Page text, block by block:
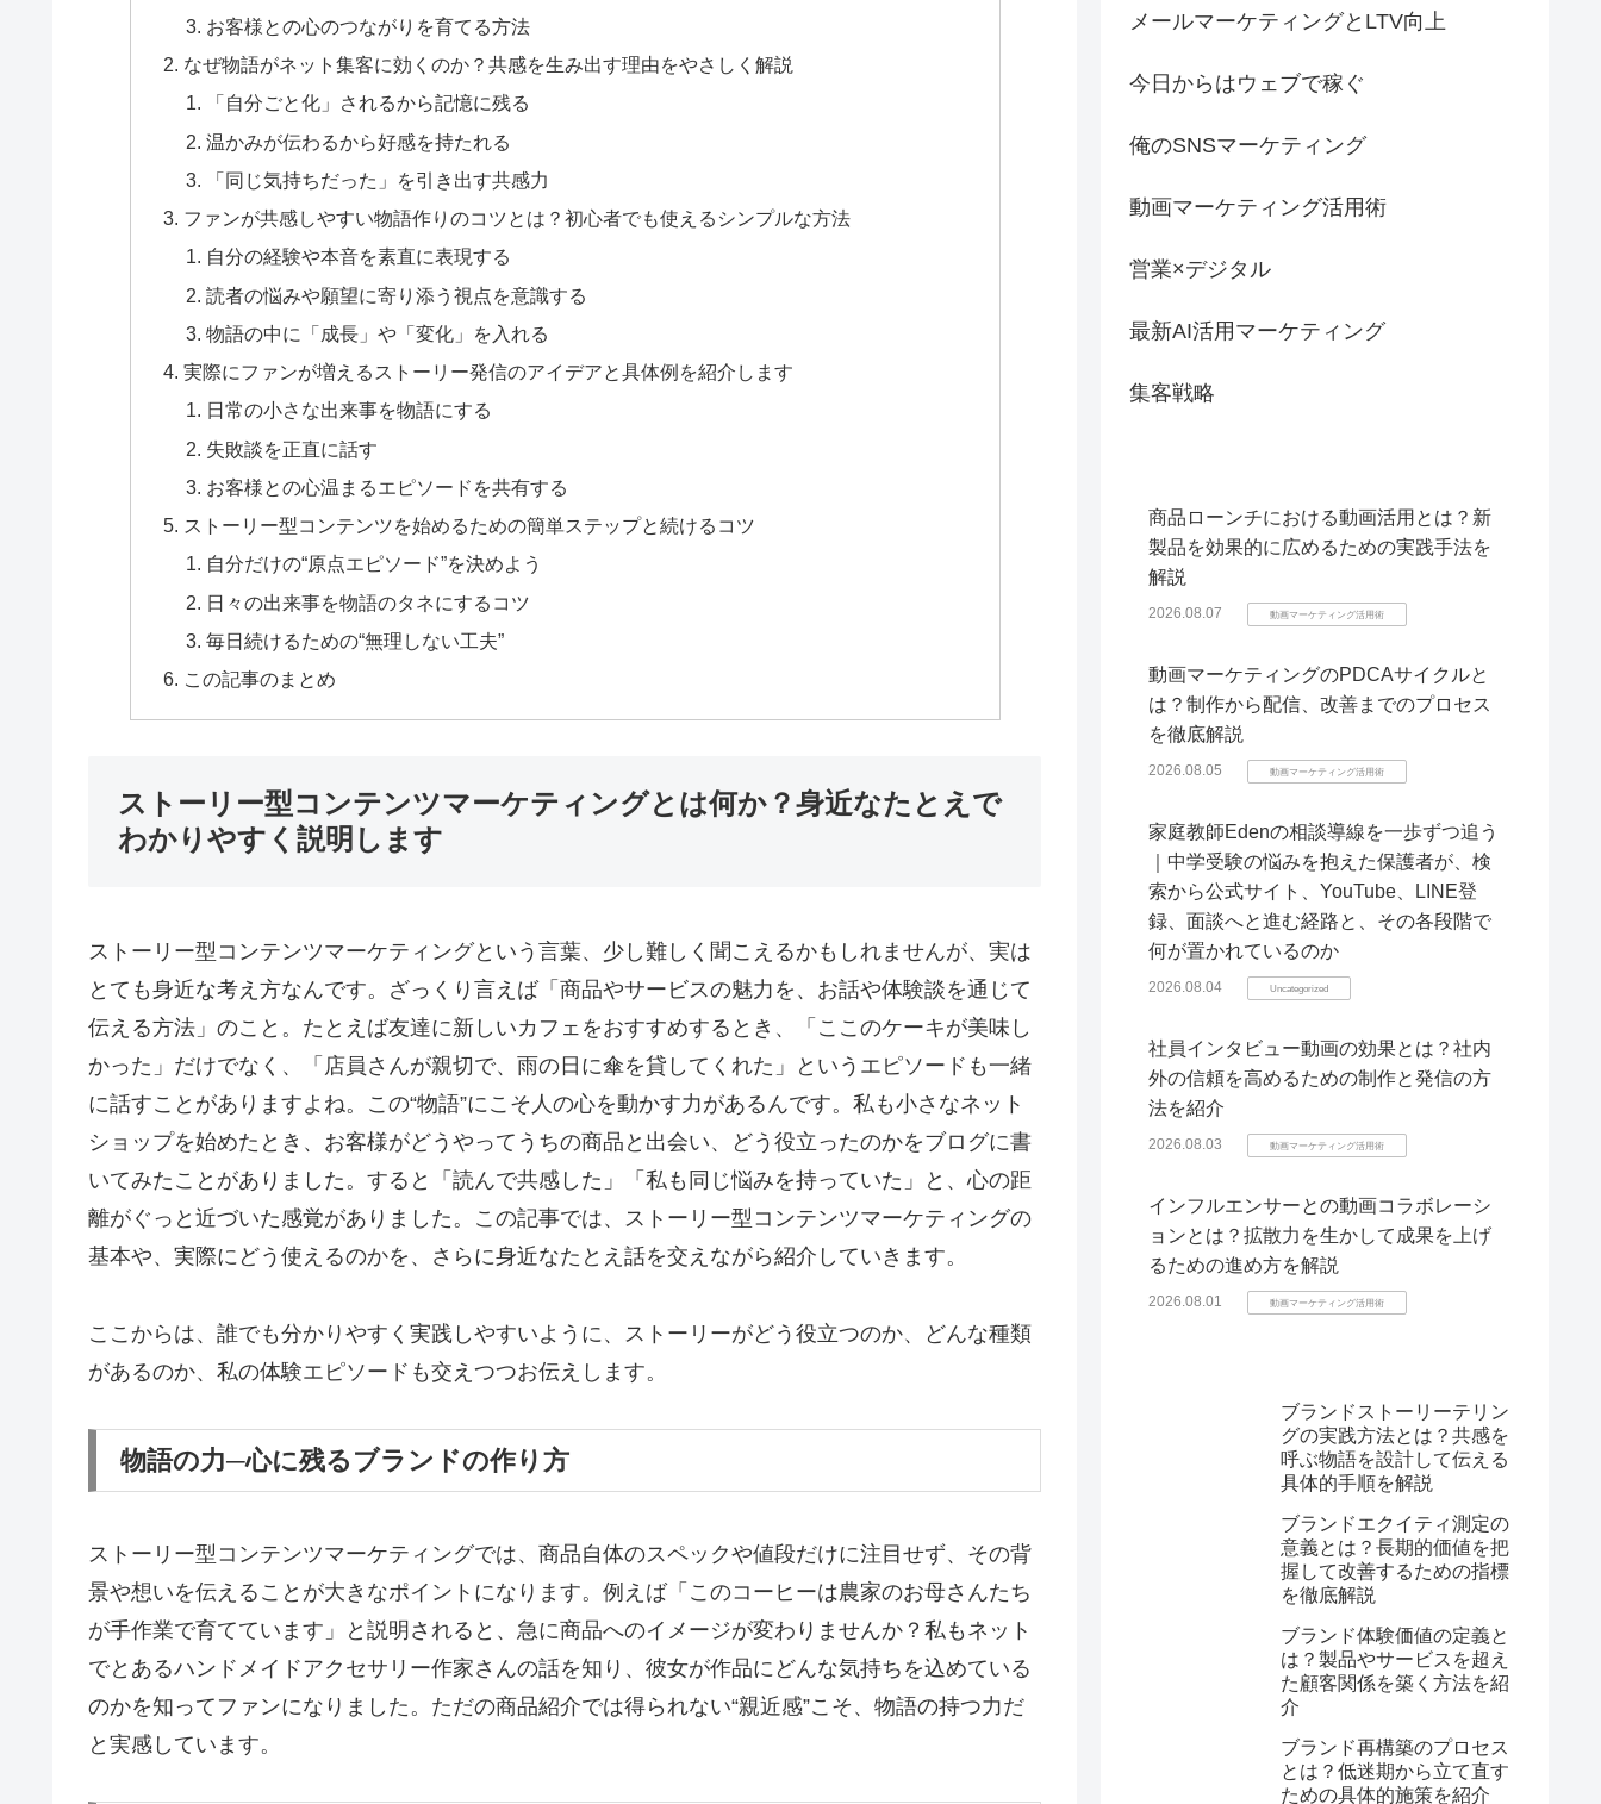
お客様との心のつながりを育てる方法
なぜ物語がネット集客に効くのか？共感を生み出す理由をやさしく解説
「自分ごと化」されるから記憶に残る
温かみが伝わるから好感を持たれる
「同じ気持ちだった」を引き出す共感力
ファンが共感しやすい物語作りのコツとは？初心者でも使えるシンプルな方法
自分の経験や本音を素直に表現する
読者の悩みや願望に寄り添う視点を意識する
物語の中に「成長」や「変化」を入れる
実際にファンが増えるストーリー発信のアイデアと具体例を紹介します
日常の小さな出来事を物語にする
失敗談を正直に話す
お客様との心温まるエピソードを共有する
ストーリー型コンテンツを始めるための簡単ステップと続けるコツ
自分だけの“原点エピソード”を決めよう
日々の出来事を物語のタネにするコツ
毎日続けるための“無理しない工夫”
この記事のまとめ
ストーリー型コンテンツマーケティングとは何か？身近なたとえで
わかりやすく説明します
ストーリー型コンテンツマーケティングという言葉、少し難しく聞こえるかもしれませんが、実は
とても身近な考え方なんです。ざっくり言えば「商品やサービスの魅力を、お話や体験談を通じて
伝える方法」のこと。たとえば友達に新しいカフェをおすすめするとき、「ここのケーキが美味し
かった」だけでなく、「店員さんが親切で、雨の日に傘を貸してくれた」というエピソードも一緒
に話すことがありますよね。この“物語”にこそ人の心を動かす力があるんです。私も小さなネット
ショップを始めたとき、お客様がどうやってうちの商品と出会い、どう役立ったのかをブログに書
いてみたことがありました。すると「読んで共感した」「私も同じ悩みを持っていた」と、心の距
離がぐっと近づいた感覚がありました。この記事では、ストーリー型コンテンツマーケティングの
基本や、実際にどう使えるのかを、さらに身近なたとえ話を交えながら紹介していきます。
ここからは、誰でも分かりやすく実践しやすいように、ストーリーがどう役立つのか、どんな種類
があるのか、私の体験エピソードも交えつつお伝えします。
物語の力─心に残るブランドの作り方
ストーリー型コンテンツマーケティングでは、商品自体のスペックや値段だけに注目せず、その背
景や想いを伝えることが大きなポイントになります。例えば「このコーヒーは農家のお母さんたち
が手作業で育てています」と説明されると、急に商品へのイメージが変わりませんか？私もネット
でとあるハンドメイドアクセサリー作家さんの話を知り、彼女が作品にどんな気持ちを込めている
のかを知ってファンになりました。ただの商品紹介では得られない“親近感”こそ、物語の持つ力だ
と実感しています。
メールマーケティングとLTV向上
今日からはウェブで稼ぐ
俺のSNSマーケティング
動画マーケティング活用術
営業×デジタル
最新AI活用マーケティング
集客戦略
商品ローンチにおける動画活用とは？新
製品を効果的に広めるための実践手法を
解説
2026.08.07 動画マーケティング活用術
動画マーケティングのPDCAサイクルと
は？制作から配信、改善までのプロセス
を徹底解説
2026.08.05 動画マーケティング活用術
家庭教師Edenの相談導線を一歩ずつ追う
｜中学受験の悩みを抱えた保護者が、検
索から公式サイト、YouTube、LINE登
録、面談へと進む経路と、その各段階で
何が置かれているのか
2026.08.04 Uncategorized
社員インタビュー動画の効果とは？社内
外の信頼を高めるための制作と発信の方
法を紹介
2026.08.03 動画マーケティング活用術
インフルエンサーとの動画コラボレーシ
ョンとは？拡散力を生かして成果を上げ
るための進め方を解説
2026.08.01 動画マーケティング活用術
ブランドストーリーテリン
グの実践方法とは？共感を
呼ぶ物語を設計して伝える
具体的手順を解説
ブランドエクイティ測定の
意義とは？長期的価値を把
握して改善するための指標
を徹底解説
ブランド体験価値の定義と
は？製品やサービスを超え
た顧客関係を築く方法を紹
介
ブランド再構築のプロセス
とは？低迷期から立て直す
ための具体的施策を紹介